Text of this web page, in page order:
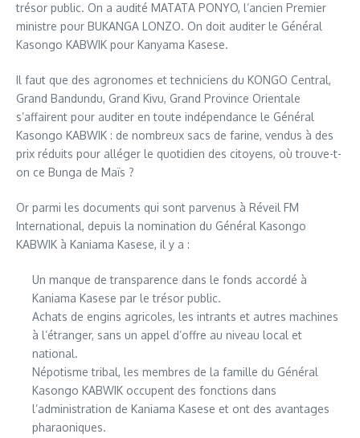
trésor public. On a audité MATATA PONYO, l’ancien Premier
ministre pour BUKANGA LONZO. On doit auditer le Général
Kasongo KABWIK pour Kanyama Kasese.
Il faut que des agronomes et techniciens du KONGO Central,
Grand Bandundu, Grand Kivu, Grand Province Orientale
s’affairent pour auditer en toute indépendance le Général
Kasongo KABWIK : de nombreux sacs de farine, vendus à des
prix réduits pour alléger le quotidien des citoyens, où trouve-t-
on ce Bunga de Maïs ?
Or parmi les documents qui sont parvenus à Réveil FM
International, depuis la nomination du Général Kasongo
KABWIK à Kaniama Kasese, il y a :
Un manque de transparence dans le fonds accordé à
Kaniama Kasese par le trésor public.
Achats de engins agricoles, les intrants et autres machines
à l’étranger, sans un appel d’offre au niveau local et
national.
Népotisme tribal, les membres de la famille du Général
Kasongo KABWIK occupent des fonctions dans
l’administration de Kaniama Kasese et ont des avantages
pharaoniques.